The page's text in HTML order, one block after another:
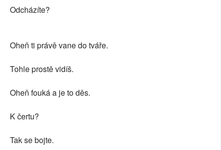
Odcházíte?
Oheň ti právě vane do tváře.
Tohle prostě vidíš.
Oheň fouká a je to děs.
K čertu?
Tak se bojte.